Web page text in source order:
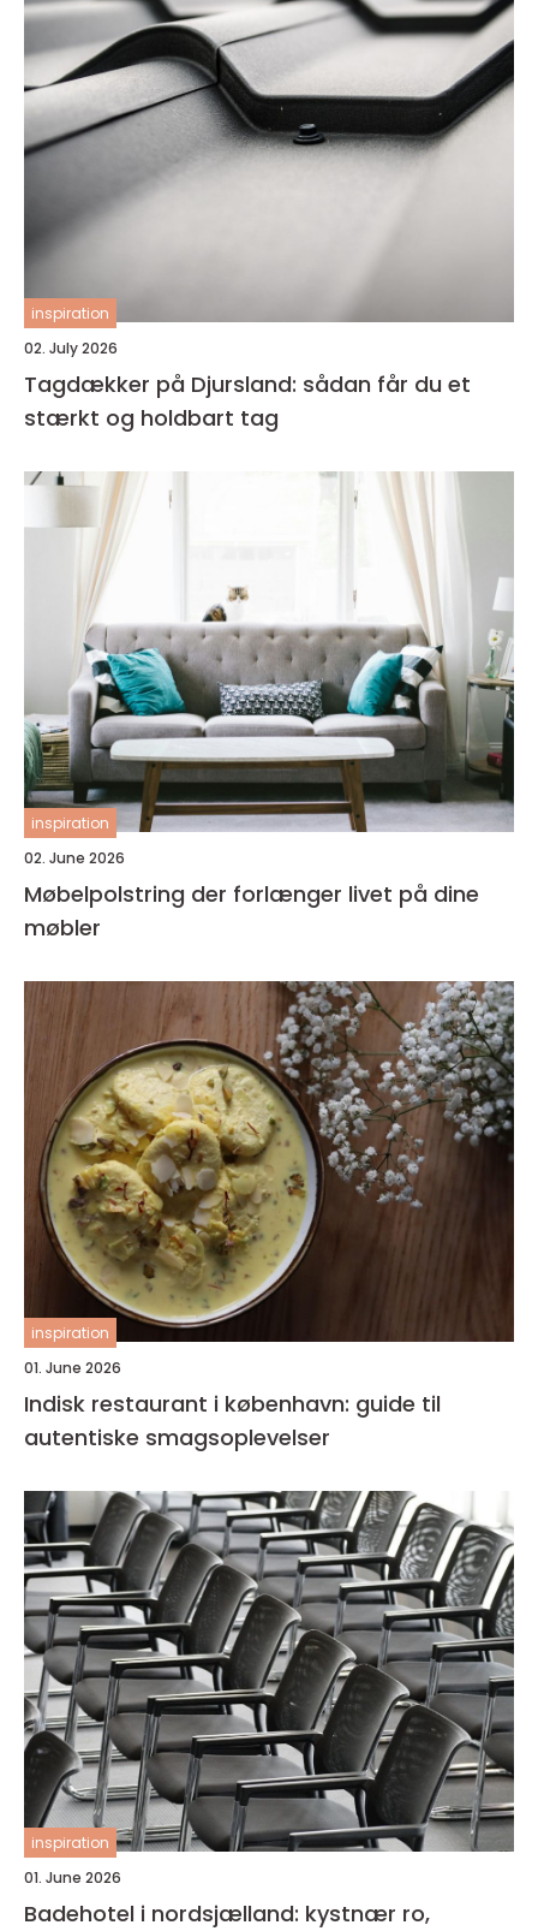
inspiration
02. July 2026
Tagdækker på Djursland: sådan får du et
stærkt og holdbart tag
inspiration
02. June 2026
Møbelpolstring der forlænger livet på dine
møbler
inspiration
01. June 2026
Indisk restaurant i københavn: guide til
autentiske smagsoplevelser
inspiration
01. June 2026
Badehotel i nordsjælland: kystnær ro,